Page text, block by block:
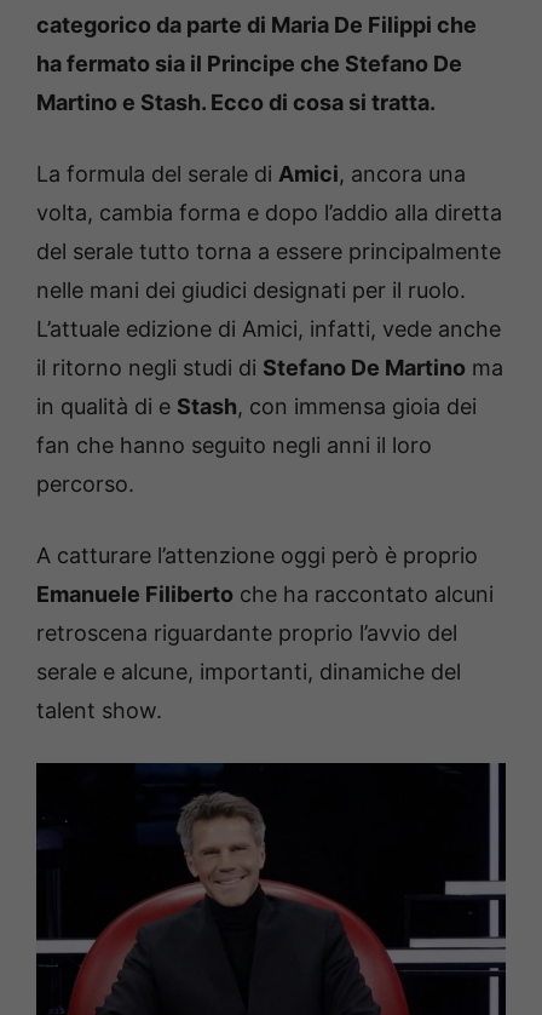
categorico da parte di Maria De Filippi che
ha fermato sia il Principe che Stefano De
Martino e Stash. Ecco di cosa si tratta.
La formula del serale di Amici, ancora una
volta, cambia forma e dopo l’addio alla diretta
del serale tutto torna a essere principalmente
nelle mani dei giudici designati per il ruolo.
L’attuale edizione di Amici, infatti, vede anche
il ritorno negli studi di Stefano De Martino ma
in qualità di e Stash, con immensa gioia dei
fan che hanno seguito negli anni il loro
percorso.
A catturare l’attenzione oggi però è proprio
Emanuele Filiberto che ha raccontato alcuni
retroscena riguardante proprio l’avvio del
serale e alcune, importanti, dinamiche del
talent show.